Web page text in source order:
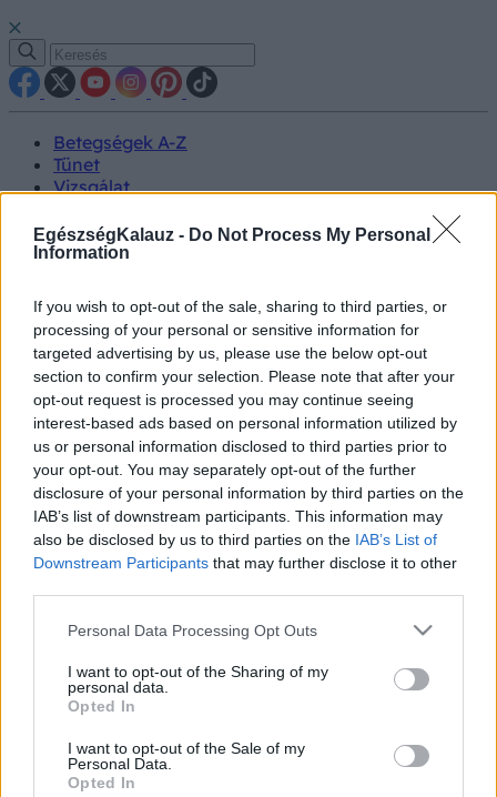
EgészségKalauz - Do Not Process My Personal
Information
If you wish to opt-out of the sale, sharing to third parties, or
processing of your personal or sensitive information for
targeted advertising by us, please use the below opt-out
section to confirm your selection. Please note that after your
opt-out request is processed you may continue seeing
interest-based ads based on personal information utilized by
us or personal information disclosed to third parties prior to
your opt-out. You may separately opt-out of the further
disclosure of your personal information by third parties on the
IAB’s list of downstream participants. This information may
also be disclosed by us to third parties on the IAB’s List of
Downstream Participants that may further disclose it to other
Please note that this website/app uses one or more Google
not limited to your visit or usage behaviour. You may click to
grant or deny consent to Google and its third-party tags to
use your data for below specified purposes in below Google
consent section.
Personal Data Processing Opt Outs
I want to opt-out of the Sharing of my
personal data.
Opted In
I want to opt-out of the Sale of my
Personal Data.
Opted In
Betegségek A-Z
Tünet
Vizsgálat
Életmódváltás
Kutatás
Hírek
Videók
Kisállatok egészsége
#allergia #influenza#cukorbetegség
#orvosmeteorológia
#vérnyomás#stroke
#rákbetegség
#reflux #ekcéma
#herpesz
Regisztráció
HPV-fertőzés
HPV-fertőzés